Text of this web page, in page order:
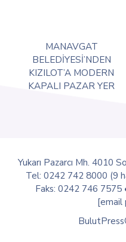
MANAVGAT
BELEDİYESİ’NDEN
KIZILOT’A MODERN
KAPALI PAZAR YER
Yukarı Pazarcı Mh. 4010
Tel: 0242 742 8000 (9
Faks: 0242 746 7575